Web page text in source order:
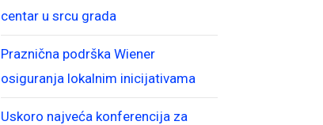
centar u srcu grada
Praznična podrška Wiener
osiguranja lokalnim inicijativama
Uskoro najveća konferencija za